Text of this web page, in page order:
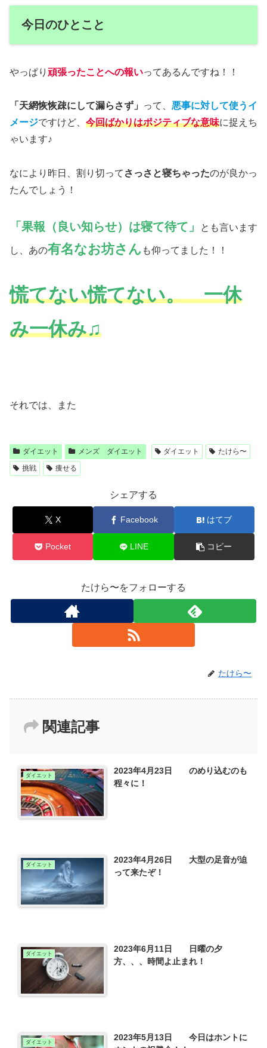
今日のひとこと
やっぱり 頑張ったことへの報いってあるんですね！！
「天網恢恢疎にして漏らさず」 って、 悪事に対して使うイ
メージですけど、 今回ばかりはポジティブな意味に捉えち
ゃいます♪
なにより昨日、割り切って さっさと寝ちゃったのが良かっ
たんでしょう！
「果報（良い知らせ）は寝て待て」 とも言います
し、あの有名なお坊さん も仰ってました！！
慌てない慌てない。 一休
み一休み♫
それでは、また
ダイエット メンズ ダイエット ダイエット
たけら〜
挑戦
痩せる
シェアする
X Facebook はてブ
Pocket LINE コピー
たけら〜をフォローする
たけら〜
関連記事
ダイエット
2023年4月23日 のめり込むのも
程々に！
ダイエット
2023年4月26日 大型の足音が迫
って来たぞ！
ダイエット
2023年6月11日 日曜の夕
方、、、時間よ止まれ！
ダイエット
2023年5月13日 今日はホントに